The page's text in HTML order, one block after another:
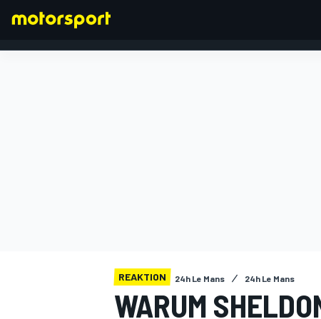
REAKTION 24h Le Mans 24h Le Mans
WARUM